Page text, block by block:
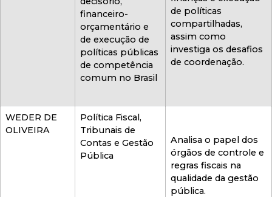
financeiro-
orçamentário e
de execução de
políticas públicas
de competência
comum no Brasil
de políticas
compartilhadas,
assim como
investiga os desafios
de coordenação.
WEDER DE
OLIVEIRA
Política Fiscal,
Tribunais de
Contas e Gestão
Pública
Analisa o papel dos
órgãos de controle e
regras fiscais na
qualidade da gestão
pública.